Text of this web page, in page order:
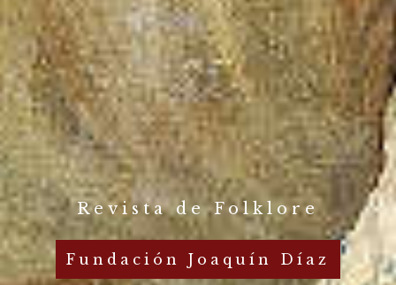
Revista de Folklore
Fundación Joaquín Díaz